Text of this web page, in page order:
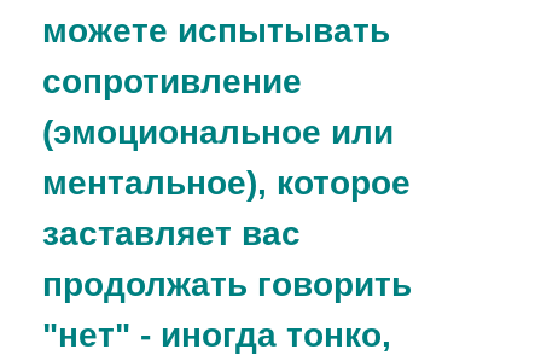
можете испытывать
сопротивление
(эмоциональное или
ментальное), которое
заставляет вас
продолжать говорить
"нет" - иногда тонко,